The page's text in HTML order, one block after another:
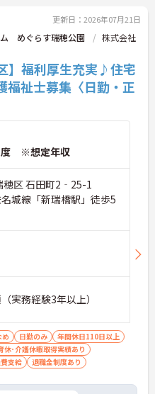
してしっかりと
られています。
ント等、さらに
相談ください！
更新日：2026年07月21日
めぐらす瑞穂公園
株式会社
】福利厚生充実♪住宅
福祉士募集〈日勤・正
度 ※想定年収
穂区 石田町2‐25-1
城線「新瑞橋駅」徒歩5
実務経験3年以上）
日勤のみ
年間休日110日以上
休･介護休暇取得実績あり
支給 退職金制度あり